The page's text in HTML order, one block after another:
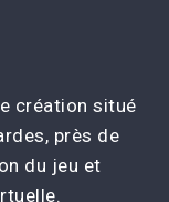
création situé
près de
du jeu et